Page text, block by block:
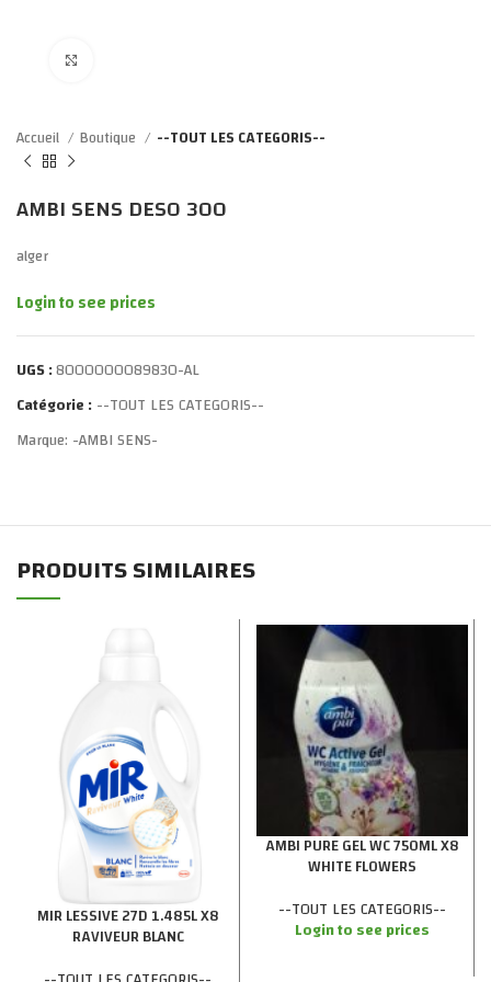
Accueil Boutique --TOUT LES CATEGORIS--
AMBI SENS DESO 300
alger
Login to see prices
UGS :8000000089830-AL
Catégorie :--TOUT LES CATEGORIS--
Marque: -AMBI SENS-
PRODUITS SIMILAIRES
MIR LESSIVE 27D 1.485L X8
RAVIVEUR BLANC
AMBI PURE GEL WC 750ML X8
WHITE FLOWERS
--TOUT LES CATEGORIS--
Login to see prices